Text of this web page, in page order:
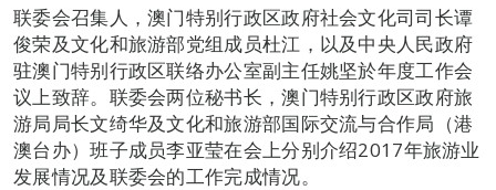
联委会召集人，澳门特别行政区政府社会文化司司长谭
俊荣及文化和旅游部党组成员杜江，以及中央人民政府
驻澳门特别行政区联络办公室副主任姚坚於年度工作会
议上致辞。联委会两位秘书长，澳门特别行政区政府旅
游局局长文绮华及文化和旅游部国际交流与合作局（港
澳台办）班子成员李亚莹在会上分别介绍2017年旅游业
发展情况及联委会的工作完成情况。